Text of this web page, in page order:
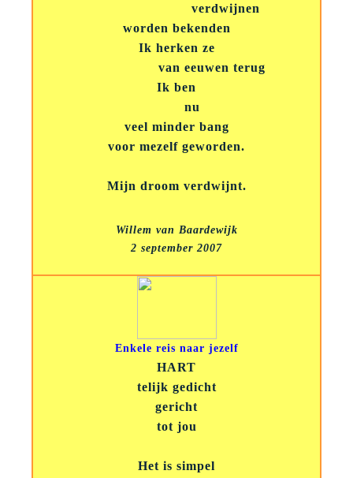
verdwijnen
worden bekenden
Ik herken ze
van eeuwen terug
Ik ben
nu
veel minder bang
voor mezelf geworden.
Mijn droom verdwijnt.
Willem van Baardewijk
2 september 2007
Enkele reis naar jezelf
HART
telijk gedicht
gericht
tot jou
Het is simpel